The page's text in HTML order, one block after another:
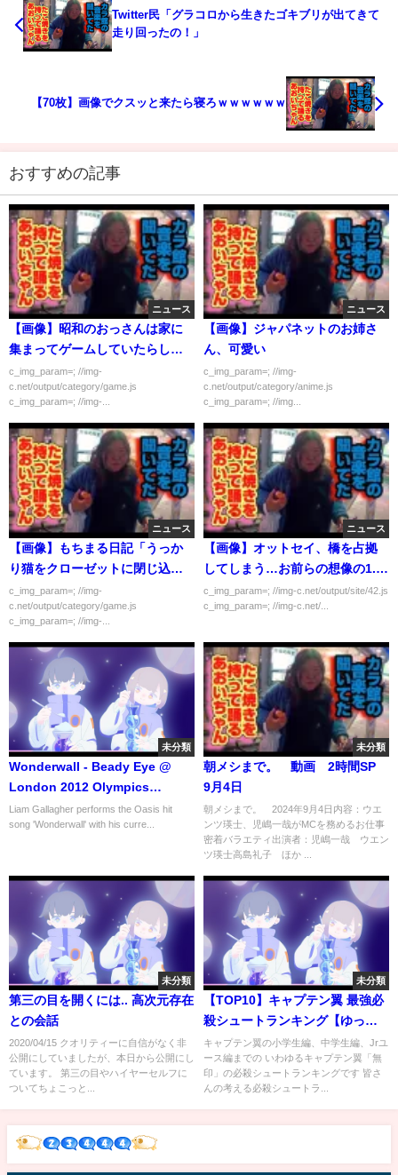
Twitter民「グラコロから生きたゴキブリが出てきて
走り回ったの！」
【70枚】画像でクスッと来たら寝ろｗｗｗｗｗｗ
おすすめの記事
ニュース
【画像】昭和のおっさんは家に
集まってゲームしていたらしい
ｗｗｗｗｗｗ
c_img_param=; //img-
c.net/output/category/game.js
c_img_param=; //img-...
ニュース
【画像】ジャパネットのお姉さ
ん、可愛い
c_img_param=; //img-
c.net/output/category/anime.js
c_img_param=; //img...
ニュース
【画像】もちまる日記「うっか
り猫をクローゼットに閉じ込め
ちゃいました…ｗ」
c_img_param=; //img-
c.net/output/category/game.js
c_img_param=; //img-...
ニュース
【画像】オットセイ、橋を占拠
してしまう…お前らの想像の1.1
倍占拠してる
c_img_param=; //img-c.net/output/site/42.js
c_img_param=; //img-c.net/...
未分類
Wonderwall - Beady Eye @
London 2012 Olympics
Closing Ceremony | Music
Monday
Liam Gallagher performs the Oasis hit
song 'Wonderwall' with his curre...
未分類
朝メシまで。 動画 2時間SP
9月4日
朝メシまで。 2024年9月4日内容：ウエ
ンツ瑛士、児嶋一哉がMCを務めるお仕事
密着バラエティ出演者：児嶋一哉 ウエン
ツ瑛士高島礼子 ほか ...
未分類
第三の目を開くには.. 高次元存在
との会話
2020/04/15 クオリティーに自信がなく非
公開にしていましたが、本日から公開にし
ています。 第三の目やハイヤーセルフに
ついてちょこっと...
未分類
【TOP10】キャプテン翼 最強必
殺シュートランキング【ゆっく
り解説】
キャプテン翼の小学生編、中学生編、Jrユ
ース編までの いわゆるキャプテン翼「無
印」の必殺シュートランキングです 皆さ
んの考える必殺シュートラ...